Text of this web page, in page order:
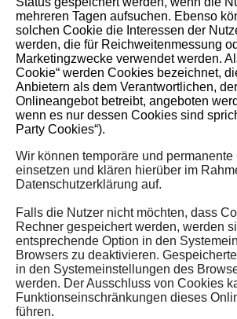
mehreren Tagen aufsuchen. Ebenso
solchen Cookie die Interessen der
werden, die für Reichweitenmessung
Marketingzwecke verwendet werden.
Cookie“ werden Cookies bezeichnet,
Anbietern als dem Verantwortlichen,
Onlineangebot betreibt, angeboten
wenn es nur dessen Cookies sind
Party Cookies“).
Wir können temporäre und permanente
einsetzen und klären hierüber im
Datenschutzerklärung auf.
Falls die Nutzer nicht möchten, dass
Rechner gespeichert werden, werden
entsprechende Option in den
Browsers zu deaktivieren.
in den Systemeinstellungen des
werden. Der Ausschluss von Cookies
Funktionseinschränkungen dieses
führen.